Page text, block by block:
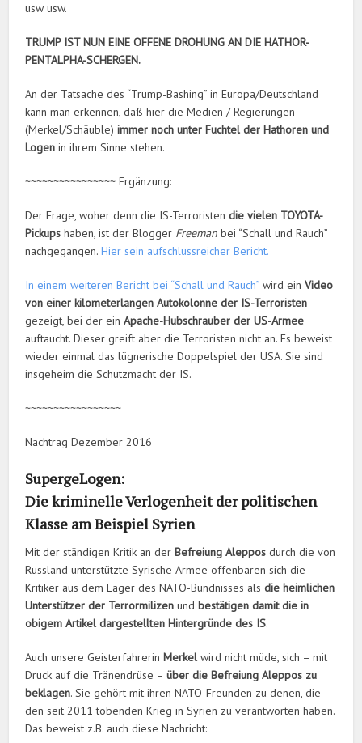
usw usw.
TRUMP IST NUN EINE OFFENE DROHUNG AN DIE HATHOR-
PENTALPHA-SCHERGEN.
An der Tatsache des “Trump-Bashing” in Europa/Deutschland
kann man erkennen, daß hier die Medien / Regierungen
(Merkel/Schäuble)immer noch unter Fuchtel der Hathoren und
Logen in ihrem Sinne stehen.
~~~~~~~~~~~~~~~~ Ergänzung:
Der Frage, woher denn die IS-Terroristendie vielen TOYOTA-
Pickups haben, ist der Blogger Freeman bei “Schall und Rauch”
nachgegangen.Hier sein aufschlussreicher Bericht.
In einem weiteren Bericht bei “Schall und Rauch” wird einVideo
von einer kilometerlangen Autokolonne der IS-Terroristen
gezeigt, bei der einApache-Hubschrauber der US-Armee
auftaucht. Dieser greift aber die Terroristen nicht an. Es beweist
wieder einmal das lügnerische Doppelspiel der USA. Sie sind
insgeheim die Schutzmacht der IS.
~~~~~~~~~~~~~~~~~
Nachtrag Dezember 2016
SupergeLogen:
Die kriminelle Verlogenheit der politischen
Klasse am Beispiel Syrien
Mit der ständigen Kritik an der Befreiung Aleppos durch die von
Russland unterstützte Syrische Armee offenbaren sich die
Kritiker aus dem Lager des NATO-Bündnisses alsdie heimlichen
Unterstützer der Terrormilizen und bestätigen damit die in
obigem Artikel dargestellten Hintergründe des IS.
Auch unsere Geisterfahrerin Merkel wird nicht müde, sich – mit
Druck auf die Tränendrüse –über die Befreiung Aleppos zu
beklagen. Sie gehört mit ihren NATO-Freunden zu denen, die
den seit 2011 tobenden Krieg in Syrien zu verantworten haben.
Das beweist z.B. auch diese Nachricht: